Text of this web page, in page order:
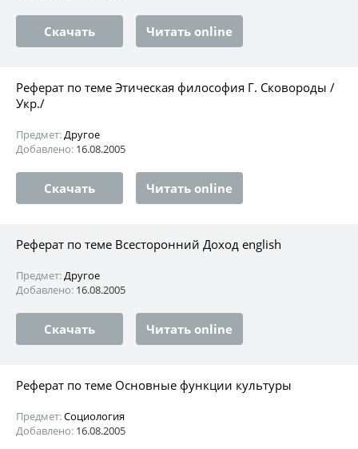
Скачать Читать online
Реферат по теме Этическая философия Г. Сковороды /
Укр./
Предмет:Другое
Добавлено: 16.08.2005
Скачать Читать online
Реферат по теме Всесторонний Доход english
Предмет:Другое
Добавлено: 16.08.2005
Скачать Читать online
Реферат по теме Основные функции культуры
Предмет:Социология
Добавлено: 16.08.2005